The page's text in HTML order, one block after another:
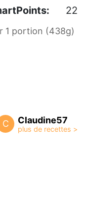
22
1 portion (438g)
C Claudine57